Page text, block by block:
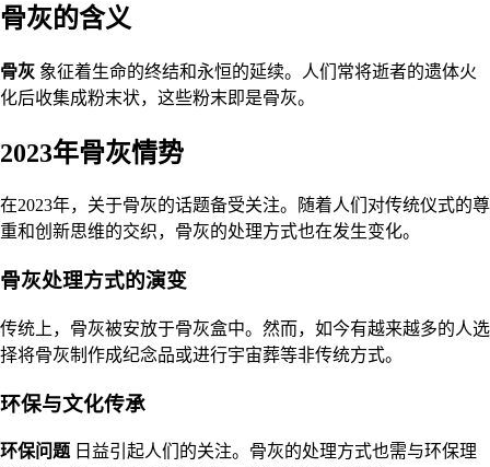
骨灰的含义
骨灰 象征着生命的终结和永恒的延续。人们常将逝者的遗体火
化后收集成粉末状，这些粉末即是骨灰。
2023年骨灰情势
在2023年，关于骨灰的话题备受关注。随着人们对传统仪式的尊
重和创新思维的交织，骨灰的处理方式也在发生变化。
骨灰处理方式的演变
传统上，骨灰被安放于骨灰盒中。然而，如今有越来越多的人选
择将骨灰制作成纪念品或进行宇宙葬等非传统方式。
环保与文化传承
环保问题 日益引起人们的关注。骨灰的处理方式也需与环保理